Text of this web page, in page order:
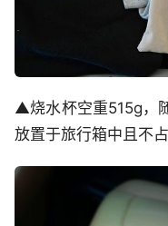
▲烧水杯空重515g，
放置于旅行箱中且不